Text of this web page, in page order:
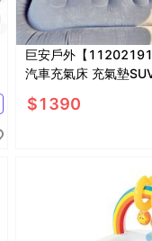
巨安戶外【
汽車充氣床 充氣墊
$1390